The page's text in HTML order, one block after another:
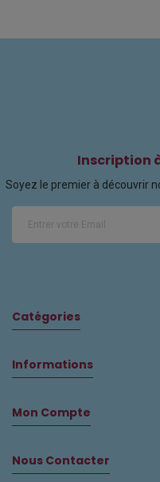
Inscription
Soyez le premier à découvrir
Catégories
Informations
Mon Compte
Nous Contacter